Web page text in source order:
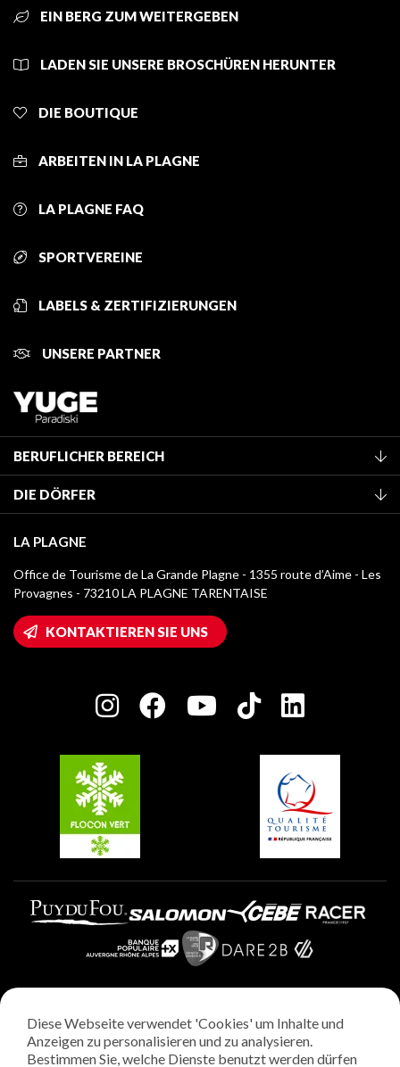
EIN BERG ZUM WEITERGEBEN
LADEN SIE UNSERE BROSCHÜREN HERUNTER
DIE BOUTIQUE
ARBEITEN IN LA PLAGNE
LA PLAGNE FAQ
SPORTVEREINE
LABELS & ZERTIFIZIERUNGEN
UNSERE PARTNER
BERUFLICHER BEREICH
Mitglied des Fremdenverkehrsamtes werden
Klassifizierung von Möbeln
Kurtaxe
Mediathek
Logos La Plagne
Wifi-Zugang
Haus der Eigentümer
Charta der Engagierten Akteure
DIE DÖRFER
Champagny-en-Vanoise
Montchavin - Les Coches
Plagne 1800
Plagne Villages
Plagne Aime 2000
LA PLAGNE
Office de Tourisme de La Grande Plagne - 1355 route d’Aime - Les
Provagnes - 73210 LA PLAGNE TARENTAISE
KONTAKTIEREN SIE UNS
Rechtliche Hinweise
Datenschutzrichtlinie
Diese Webseite verwendet 'Cookies' um Inhalte und
Anzeigen zu personalisieren und zu analysieren.
Bestimmen Sie, welche Dienste benutzt werden dürfen